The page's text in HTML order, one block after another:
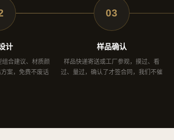
计
合建议、材质颜
案，免费不废话
03
样品确认
样品快递寄送或工厂参观，摸过、看
过、量过，确认了才签合同，我们不催